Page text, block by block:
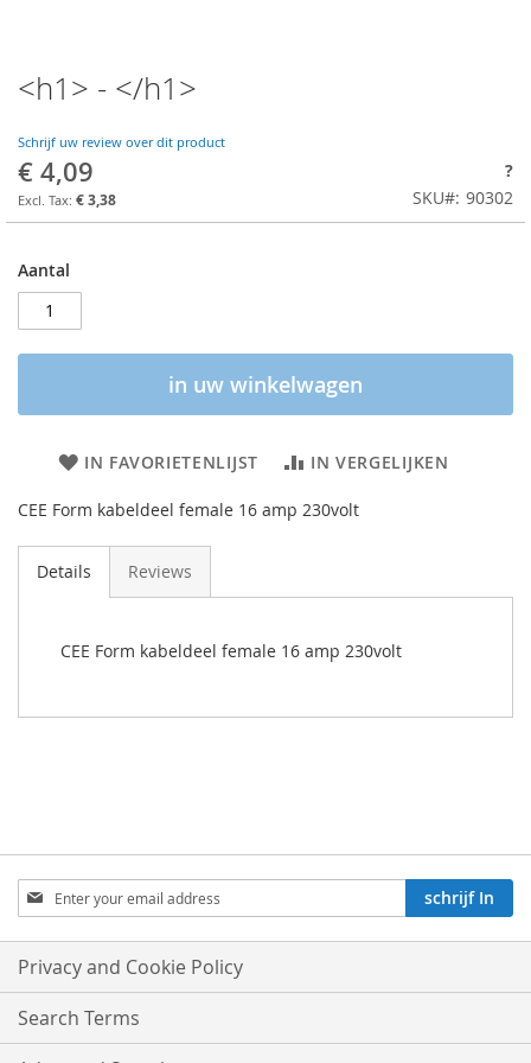
<h1> - </h1>
Schrijf uw review over dit product
€ 4,09
€ 3,38
?
SKU
90302
Aantal
in uw winkelwagen
IN FAVORIETENLIJST IN VERGELIJKEN
CEE Form kabeldeel female 16 amp 230volt
Details Reviews
CEE Form kabeldeel female 16 amp 230volt
Aboneren
op
onze
nieuwsbrief:
schrijf In
Privacy and Cookie Policy
Search Terms